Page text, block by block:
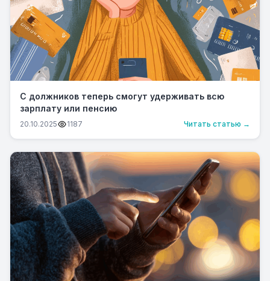
С должников теперь смогут удерживать всю
зарплату или пенсию
20.10.2025 1187 Читать статью →